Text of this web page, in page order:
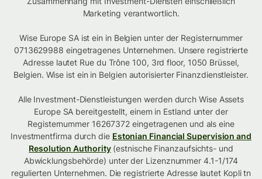
Marketing verantwortlich.
Wise Europe SA ist ein in Belgien unter der Registernummer
0713629988 eingetragenes Unternehmen. Unsere registrierte
Adresse lautet Rue du Trône 100, 3rd floor, 1050 Brüssel,
Belgien. Wise ist ein in Belgien autorisierter Finanzdienstleister.
Alle Investment-Dienstleistungen werden durch Wise Assets
Europe SA bereitgestellt, einem in Estland unter der
Registernummer 16267372 eingetragenen und als eine
Investmentfirma durch die Estonian Financial Supervision and
Resolution Authority(estnische Finanzaufsichts- und
Abwicklungsbehörde) unter der Lizenznummer 4.1-1/174
regulierten Unternehmen. Die registrierte Adresse lautet Kopli tn